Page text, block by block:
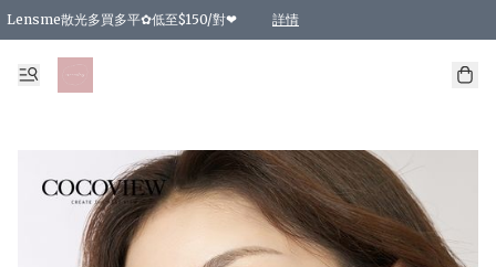
Lensme散光多買多平✿低至$150/對❤ 詳情
台灣Karacon⁩✧日拋 特價清貨❁⃘
日本韓國多款日/月拋現貨☼ 特價❤︎數量有限 售完即止
🇰🇷韓國多款月拋現貨 特價兩對$99✿數量有限 售完即止♫
精選商品，任選買2件或以上9 折；買4件或以上85 折；買6件或以上8 折
精選商品，任選買2件HKD 140.00；買4件HKD 260.00
精選商品，任選買2件HKD 190.00；買4件HKD 360.00
精選商品，任選買2件HKD 110.00；買4件HKD 180.00
精選商品，任選買2件HKD 170.00；買4件HKD 320.00
精選商品，任選買2件或以上減HKD 148.00
精選商品，任選買2件或以上減HKD 148.00
精選商品，任選買2件或以上95 折；買4件或以上9 折；買6件或以上85 折；買8件
精選商品，任選買12件或以上87 折
精選商品，任選買2件或以上減HKD 16.00；買4件或以上減HKD 32.00；買6
精選商品，任選買2件或以上95 折；買4件或以上9 折；買8件或以上85 折；買12
購物滿 HKD 800.00即享免運費優惠！（適用於 特定的送貨方式 )